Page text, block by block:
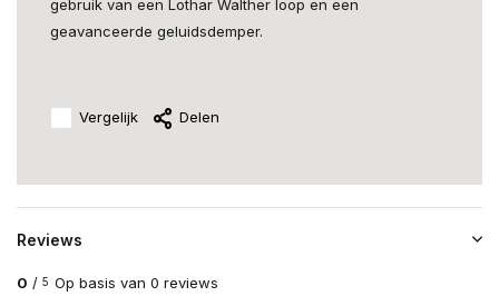
gebruik van een Lothar Walther loop en een
geavanceerde geluidsdemper.
Vergelijk Delen
Reviews
0 / 5 Op basis van 0 reviews